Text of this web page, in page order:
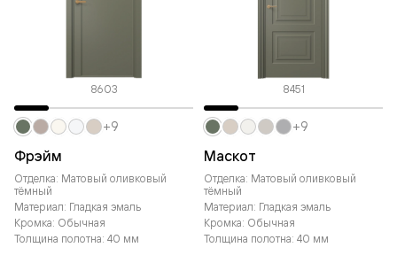
8603
Фрэйм
Отделка: Матовый оливковый
тёмный
Материал: Гладкая эмаль
Кромка: Обычная
Толщина полотна: 40 мм
+9
8451
Маскот
Отделка: Матовый оливковый
тёмный
Материал: Гладкая эмаль
Кромка: Обычная
Толщина полотна: 40 мм
+9